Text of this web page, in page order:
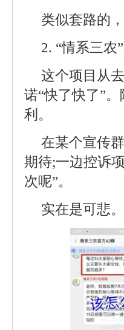
类似套路的
2. “情系三农
这个项目从
诺“快了快了”
利。
在某个宣传
期待;一边控诉
次呢”。
实在是可悲。